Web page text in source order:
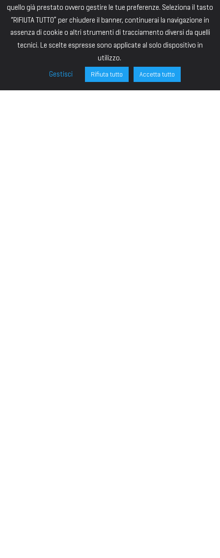
quello già prestato ovvero gestire le tue preferenze. Seleziona il tasto
“RIFIUTA TUTTO” per chiudere il banner, continuerai la navigazione in
assenza di cookie o altri strumenti di tracciamento diversi da quelli
tecnici. Le scelte espresse sono applicate al solo dispositivo in
utilizzo.
Gestisci
Rifiuta tutto Accetta tutto